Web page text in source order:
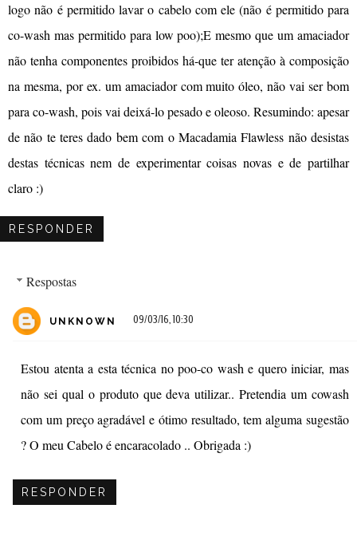
logo não é permitido lavar o cabelo com ele (não é permitido para
co-wash mas permitido para low poo);E mesmo que um amaciador
não tenha componentes proibidos há-que ter atenção à composição
na mesma, por ex. um amaciador com muito óleo, não vai ser bom
para co-wash, pois vai deixá-lo pesado e oleoso. Resumindo: apesar
de não te teres dado bem com o Macadamia Flawless não desistas
destas técnicas nem de experimentar coisas novas e de partilhar
claro :)
RESPONDER
Respostas
UNKNOWN 09/03/16, 10:30
Estou atenta a esta técnica no poo-co wash e quero iniciar, mas
não sei qual o produto que deva utilizar.. Pretendia um cowash
com um preço agradável e ótimo resultado, tem alguma sugestão
? O meu Cabelo é encaracolado .. Obrigada :)
RESPONDER